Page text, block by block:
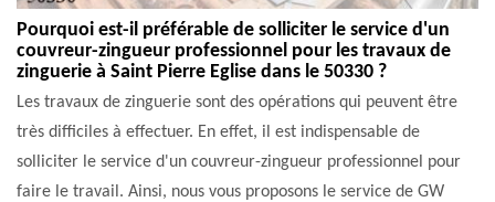
Pourquoi est-il préférable de solliciter le service d'un
couvreur-zingueur professionnel pour les travaux de
zinguerie à Saint Pierre Eglise dans le 50330 ?
Les travaux de zinguerie sont des opérations qui peuvent être
très difficiles à effectuer. En effet, il est indispensable de
solliciter le service d'un couvreur-zingueur professionnel pour
faire le travail. Ainsi, nous vous proposons le service de GW